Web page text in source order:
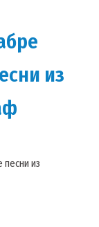
из
песни из